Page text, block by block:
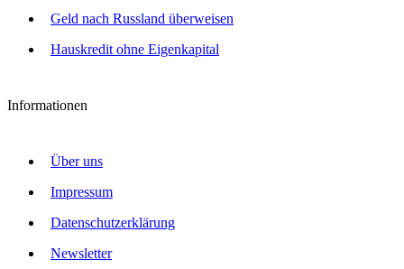
Geld nach Russland überweisen
Hauskredit ohne Eigenkapital
Informationen
Über uns
Impressum
Datenschutzerklärung
Newsletter